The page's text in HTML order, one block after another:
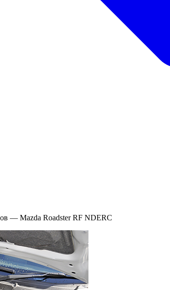
— Mazda Roadster RF NDERC